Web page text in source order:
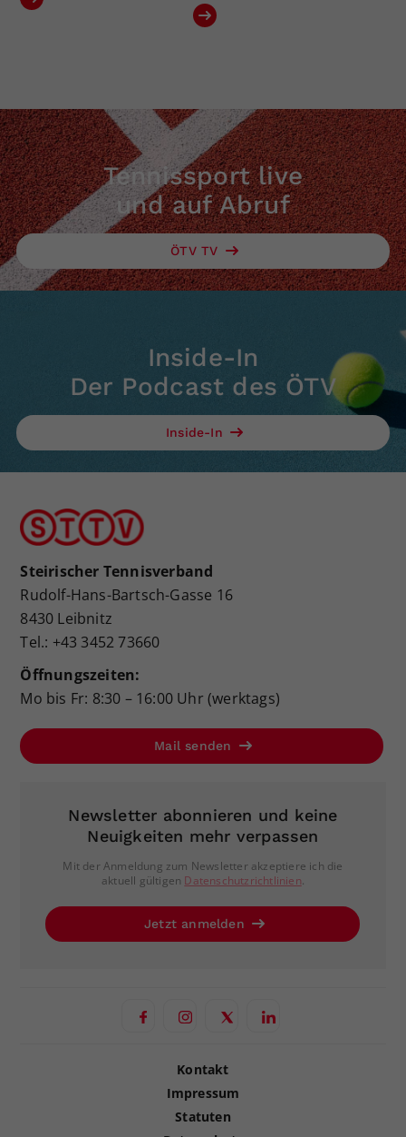
Tennissport live
und auf Abruf
ÖTV TV
Inside-In
Der Podcast des ÖTV
Inside-In
Steirischer Tennisverband
Rudolf-Hans-Bartsch-Gasse 16
8430 Leibnitz
Tel.: +43 3452 73660
Öffnungszeiten:
Mo bis Fr: 8:30 – 16:00 Uhr (werktags)
Mail senden
Newsletter abonnieren und keine
Neuigkeiten mehr verpassen
Mit der Anmeldung zum Newsletter akzeptiere ich die
aktuell gültigen Datenschutzrichtlinien.
Jetzt anmelden
Kontakt
Impressum
Statuten